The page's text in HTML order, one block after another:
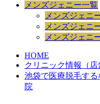
メンズジェニー一覧
メンズジェニ
メンズジェニ
メンズジェニ
HOME
クリニック情報（店
池袋で医療脱毛す
院